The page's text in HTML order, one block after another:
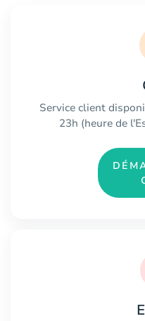
Service client
23h (heure de